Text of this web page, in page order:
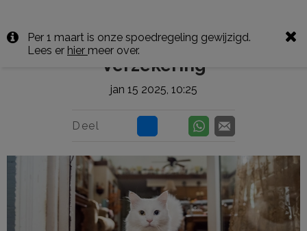
Per 1 maart is onze spoedregeling gewijzigd.
Lees er hier meer over.
Verzekering
jan 15 2025, 10:25
Deel